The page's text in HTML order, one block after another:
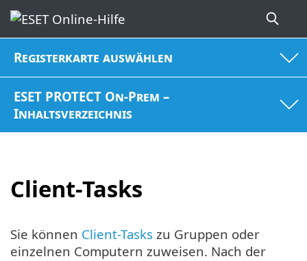
Registerkarte auswählen
ESET PROTECT On-Prem –
Inhaltsverzeichnis
Client-Tasks
Sie können Client-Tasks zu Gruppen oder
einzelnen Computern zuweisen. Nach der